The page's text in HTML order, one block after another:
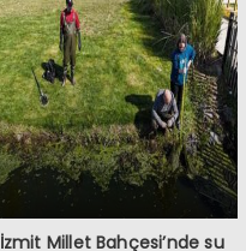
İzmit Millet Bahçesi’nde su